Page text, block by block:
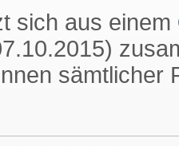
sich aus einem
sämtlicher